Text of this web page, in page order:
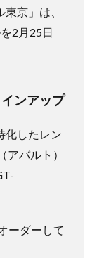
京」は、
2月25日
ンアップ
化したレン
バルト）
ーダーして